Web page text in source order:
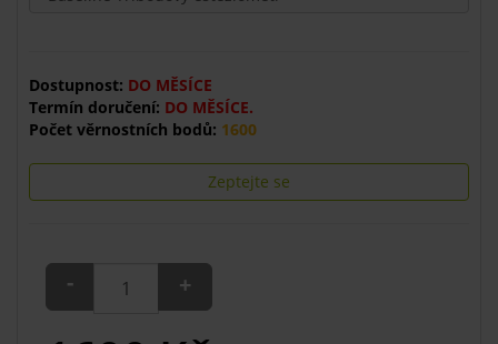
Dostupnost: DO MĚSÍCE
Termín doručení: DO MĚSÍCE.
Počet věrnostních bodů: 1600
Zeptejte se
- +